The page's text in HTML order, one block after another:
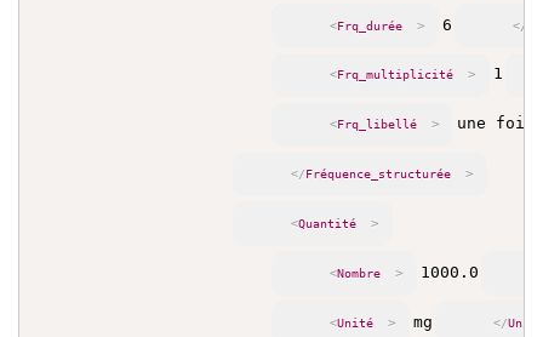
<Frq_durée > 6 </
<Frq_multiplicité > 1
<Frq_libellé > une fois
</Fréquence_structurée >
<Quantité >
<Nombre > 1000.0
<Unité > mg </Unité